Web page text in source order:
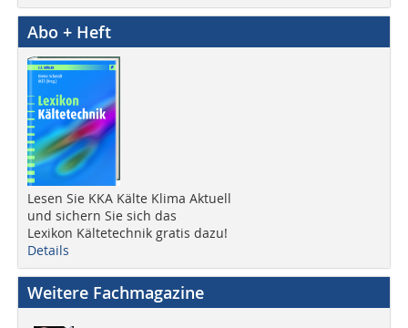
Abo + Heft
Lesen Sie KKA Kälte Klima Aktuell
und sichern Sie sich das
Lexikon Kältetechnik gratis dazu!
Details
Weitere Fachmagazine